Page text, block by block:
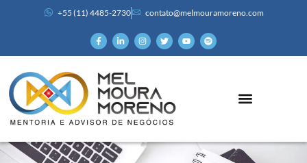
+55 (11) 4485-2730 contato@melmouramoreno.com